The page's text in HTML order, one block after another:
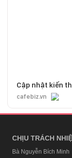
Cập nhật kiến
cafebiz.vn
CHỊU TRÁCH
Bà Nguyễn Bích Minh